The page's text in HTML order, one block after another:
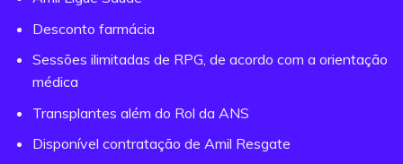
Desconto farmácia
Sessões ilimitadas de RPG, de acordo com a orientação
médica
Transplantes além do Rol da ANS
Disponível contratação de Amil Resgate